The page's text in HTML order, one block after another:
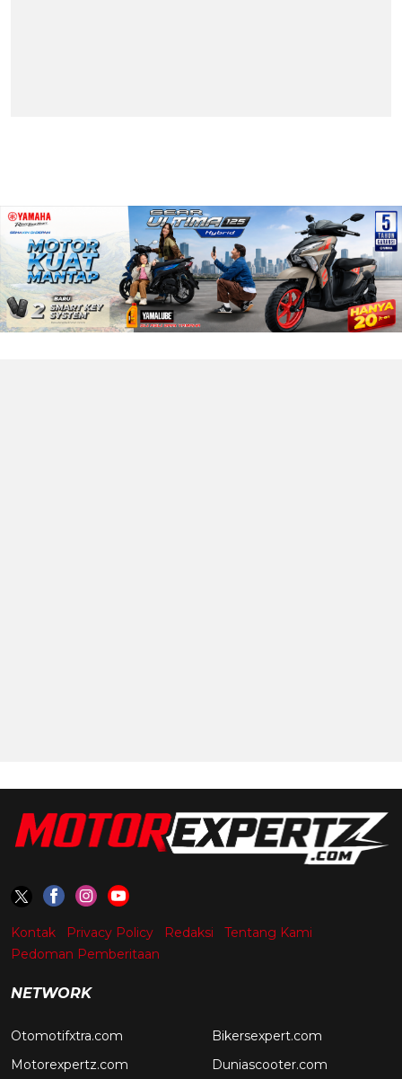
Kontak Privacy Policy Redaksi
Tentang Kami
Pedoman Pemberitaan
NETWORK
Otomotifxtra.com
Motorexpertz.com
Bikersexpert.com
Duniascooter.com